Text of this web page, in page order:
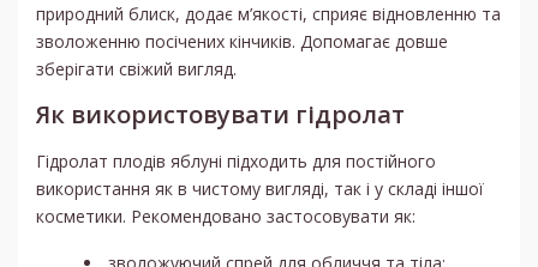
природний блиск, додає м’якості, сприяє відновленню та
зволоженню посічених кінчиків. Допомагає довше
зберігати свіжий вигляд.
Як використовувати гідролат
Гідролат плодів яблуні підходить для постійного
використання як в чистому вигляді, так і у складі іншої
косметики. Рекомендовано застосовувати як: